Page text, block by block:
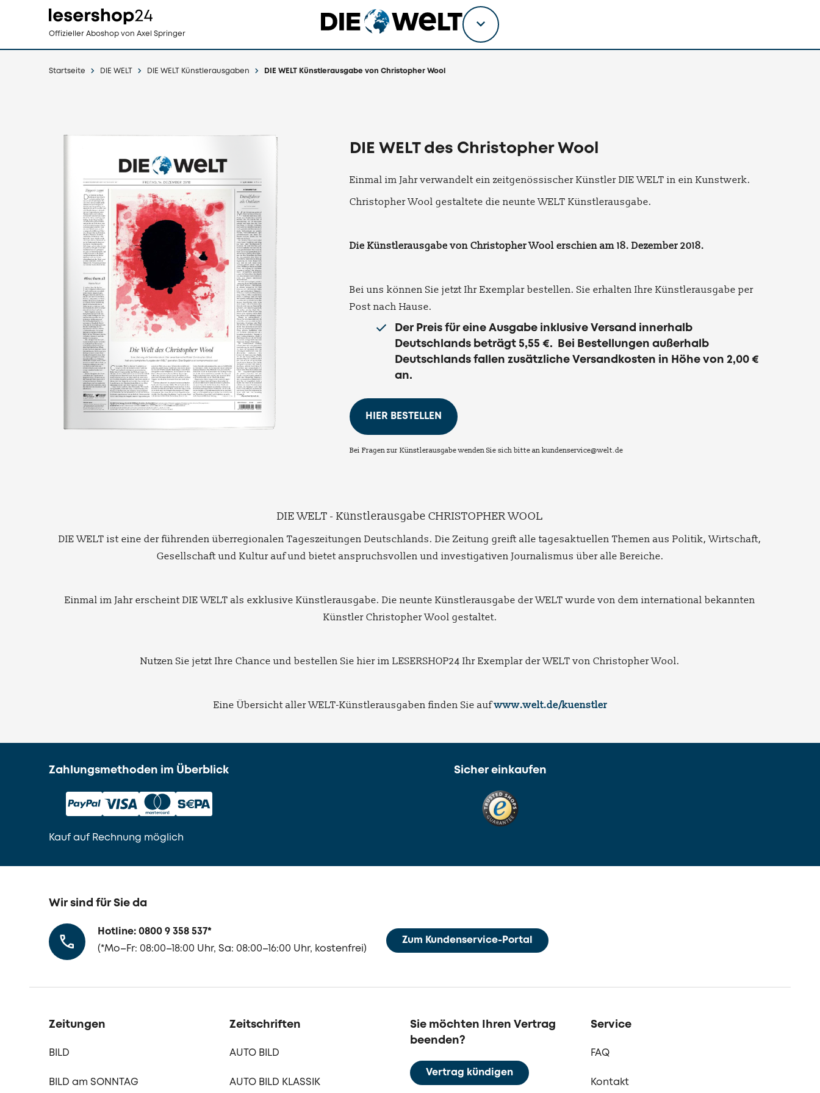
zum
Offizieller Aboshop von Axel Springer
Titel
wählen
Startseite DIE WELT DIE WELT Künstlerausgaben DIE WELT Künstlerausgabe von Christopher Wool
DIE WELT des Christopher Wool
Einmal im Jahr verwandelt ein zeitgenössischer Künstler DIE WELT in ein Kunstwerk.
Christopher Wool gestaltete die neunte WELT Künstlerausgabe.
Die Künstlerausgabe von Christopher Wool erschien am 18. Dezember 2018.
Bei uns können Sie jetzt Ihr Exemplar bestellen. Sie erhalten Ihre Künstlerausgabe per
Post nach Hause.
Der Preis für eine Ausgabe inklusive Versand innerhalb
Deutschlands beträgt 5,55 €. Bei Bestellungen außerhalb
Deutschlands fallen zusätzliche Versandkosten in Höhe von 2,00 €
an.
HIER BESTELLEN
Bei Fragen zur Künstlerausgabe wenden Sie sich bitte an kundenservice@welt.de
DIE WELT - Künstlerausgabe CHRISTOPHER WOOL
DIE WELT ist eine der führenden überregionalen Tageszeitungen Deutschlands. Die Zeitung greift alle tagesaktuellen Themen aus Politik, Wirtschaft,
Gesellschaft und Kultur auf und bietet anspruchsvollen und investigativen Journalismus über alle Bereiche.
Einmal im Jahr erscheint DIE WELT als exklusive Künstlerausgabe. Die neunte Künstlerausgabe der WELT wurde von dem international bekannten
Künstler Christopher Wool gestaltet.
Nutzen Sie jetzt Ihre Chance und bestellen Sie hier im LESERSHOP24 Ihr Exemplar der WELT von Christopher Wool.
Eine Übersicht aller WELT-Künstlerausgaben finden Sie aufwww.welt.de/kuenstler
Zahlungsmethoden im Überblick
Kauf auf Rechnung möglich
Sicher einkaufen
Wir sind für Sie da
Hotline: 0800 9 358 537*
(*Mo–Fr: 08:00–18:00 Uhr, Sa: 08:00–16:00 Uhr, kostenfrei)
Zum Kundenservice-Portal
Zeitungen
BILD
BILD am SONNTAG
Zeitschriften
AUTO BILD
AUTO BILD KLASSIK
Sie möchten Ihren Vertrag
beenden?
Vertrag kündigen
Service
FAQ
Kontakt